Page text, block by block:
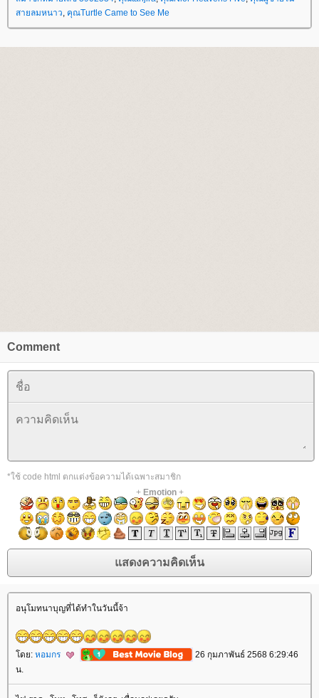
สายลมหนาว คุณTurtle Came to See Me
Comment
*ใช้ code html ตกแต่งข้อความได้เฉพาะสมาชิก
+ Emotion+
อนุโมทนาบุญที่ได้ทำในวันนี้จ้า
ดย: หอมกร
26 กุมภาพันธ์ 2568 6:29:46
น.